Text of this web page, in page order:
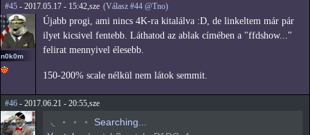
#45 - 2017.05.17 - 15:42,sze (Válasz #44 @Tno)
n0k0m
Újabb progi, ami nincs 4K-ra kitalálva :D, de linkeltem már pár
ilyet kicsivel fentebb. Láthatod az ablak címében a "ffdshow..."
felirat mennyivel élesebb.
150-200% scale nélkül nem látok semmit.
#46 - 2017.06.21 - 20:55,sze
◝ ◦ ◦ ◦
Searching...